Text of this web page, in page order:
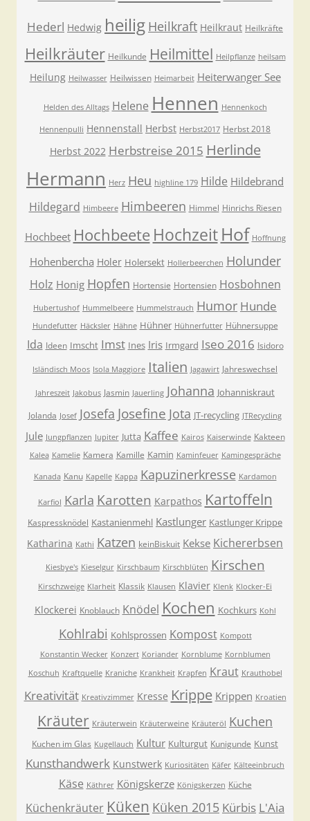
Hederl Hedwig heilig Heilkraft Heilkraut Heilkräfte
Heilkräuter Heilkunde Heilmittel Heilpflanze heilsam
Heilung Heilwasser Heilwissen Heimarbeit Heiterwanger See
Helden des Alltags Helene Hennen Hennenkoch
Hennenpulli Hennenstall Herbst Herbst2017 Herbst 2018
Herbst 2022 Herbstreise 2015 Herlinde
Hermann Herz Heu highline 179 Hilde Hildebrand
Hildegard Himbeere Himbeeren Himmel Hinrichs Riesen
Hochbeet Hochbeete Hochzeit Hof Hoffnung
Hohenbercha Holer Holersekt Hollerbeerchen Holunder
Holz Honig Hopfen Hortensie Hortensien Hosbohnen
Hubertushof Hummelbeere Hummelstrauch Humor Hunde
Hundefutter Häcksler Hähne Hühner Hühnerfutter Hühnersuppe
Ida Ideen Imscht Imst Ines Iris Irmgard Iseo 2016 Isidoro
Isländisch Moos Isola Maggiore Italien Jagawirt Jahreswechsel
Jahreszeit Jakobus Jasmin Jauerling Johanna Johanniskraut
Jolanda Josef Josefa Josefine Jota JT-recycling JTRecycling
Jule Jungpflanzen Jupiter Jutta Kaffee Kairos Kaiserwinde Kakteen
Kalea Kamelie Kamera Kamille Kamin Kaminfeuer Kamingespräche
Kanada Kanu Kapelle Kappa Kapuzinerkresse Kardamon
Karfiol Karla Karotten Karpathos Kartoffeln
Kaspressknödel Kastanienmehl Kastlunger Kastlunger Krippe
Katharina Kathi Katzen keinBiskuit Kekse Kichererbsen
Kiesbye's Kieselgur Kirschbaum Kirschblüten Kirschen
Kirschzweige Klarheit Klassik Klausen Klavier Klenk Klocker-Ei
Klockerei Knoblauch Knödel Kochen Kochkurs Kohl
Kohlrabi Kohlsprossen Kompost Kompott
Konstantin Wecker Konzert Koriander Kornblume Kornblumen
Koschuh Kraftquelle Kraniche Krankheit Krapfen Kraut Krauthobel
Kreativität Kreativzimmer Kresse Krippe Krippen Kroatien
Kräuter Kräuterwein Kräuterweine Kräuteröl Kuchen
Kuchen im Glas Kugellauch Kultur Kulturgut Kunigunde Kunst
Kunsthandwerk Kunstwerk Kuriositäten Käfer Kälteeinbruch
Käse Käthrer Königskerze Königskerzen Küche
Küchenkräuter Küken Küken 2015 Kürbis L'Aia